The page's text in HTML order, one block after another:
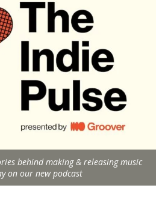
behind making & releasing music
on our new podcast